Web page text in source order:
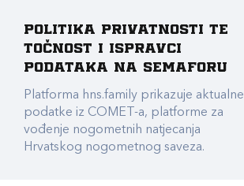
Politika privatnosti te
točnost i ispravci
podataka na Semaforu
Platforma hns.family prikazuje aktualne
podatke iz COMET-a, platforme za
vođenje nogometnih natjecanja
Hrvatskog nogometnog saveza.